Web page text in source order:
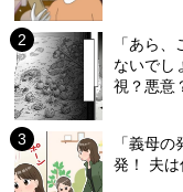
「あら
ないでし
視？悪意
「義母
発！ 夫